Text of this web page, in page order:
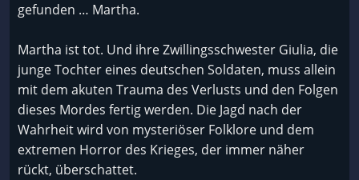
gefunden … Martha.
Martha ist tot. Und ihre Zwillingsschwester Giulia, die
junge Tochter eines deutschen Soldaten, muss allein
mit dem akuten Trauma des Verlusts und den Folgen
dieses Mordes fertig werden. Die Jagd nach der
Wahrheit wird von mysteriöser Folklore und dem
extremen Horror des Krieges, der immer näher
rückt, überschattet.